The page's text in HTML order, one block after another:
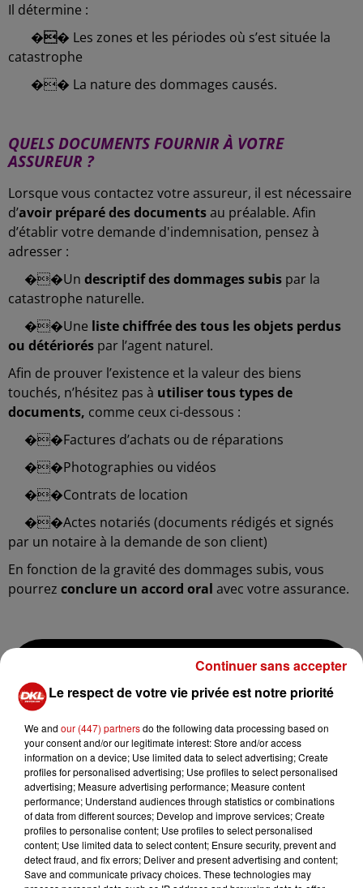
Il détermine :
�� Les zones et les périodes où s’est située la
catastrophe
�� La nature des dommages causés.
QUELS DOCUMENTS FOURNIR À VOTRE
ASSUREUR ?
Lorsque vous contactez votre assureur, il est nécessaire
d’avoir préparé des documentsau préalable. Afin
d’établir votre demande d'indemnisation, pensez à
adresser :
��Un descriptif des dommages subis par la
catastrophe naturelle.
��Une liste chiffrée des tous les objets perdus
ou détériorés par l’agent naturel.
Afin de prouver l’existence et la valeur des biens
touchés, n’hésitez pas à utiliser tous types de
documents, comme ceux ci-dessous :
��Factures d’achats ou de réparations
��Photographies ou vidéos
��Contrats de location
��Actes notariés (documents rédigés et signés
par un notaire à la demande de son client)
En fonction de la gravité des dommages subis, vous
pourrez conclure un accord oral avec votre assurance.
INTERVIEW | Claude Casterot explique les
procédures qui suivent un sinistre
QUEL SONT LES DIFFÉRENTS DÉLAIS À
RESPECTER ?
Vous disposez de10 jours à partir de l’arrêté
interministériel pour déclarer le sinistreà votre
assurance. En clair, prenez le temps de prévenir votre
assureur au plus vite et par tous les moyens (mails,
téléphone,…)
Le respect de votre vie privée est notre priorité
We and our (447) partnersdo the following data processing based on
your consent and/or our legitimate interest: Store and/or access
information on a device; Use limited data to select advertising; Create
profiles for personalised advertising; Use profiles to select personalised
advertising; Measure advertising performance; Measure content
performance; Understand audiences through statistics or combinations
of data from different sources; Develop and improve services; Create
profiles to personalise content; Use profiles to select personalised
content; Use limited data to select content; Ensure security, prevent and
detect fraud, and fix errors; Deliver and present advertising and content;
Save and communicate privacy choices. These technologies may
Continuer sans accepter